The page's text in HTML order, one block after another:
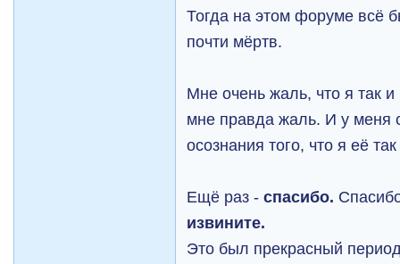
Тогда на этом форуме всё
почти мёртв.
Мне очень жаль, что я так
мне правда жаль. И у меня
осознания того, что я её
Ещё раз -спасибо.
извините.
Это был прекрасный